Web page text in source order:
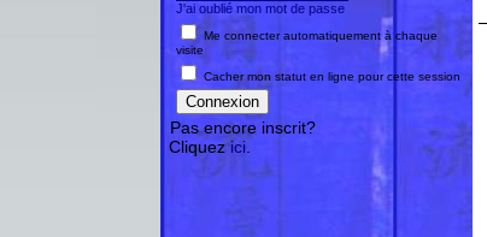
J'ai oublié mon mot de passe
Me connecter automatiquement à chaque
visite
Cacher mon statut en ligne pour cette session
Pas encore inscrit?
Cliquezici.